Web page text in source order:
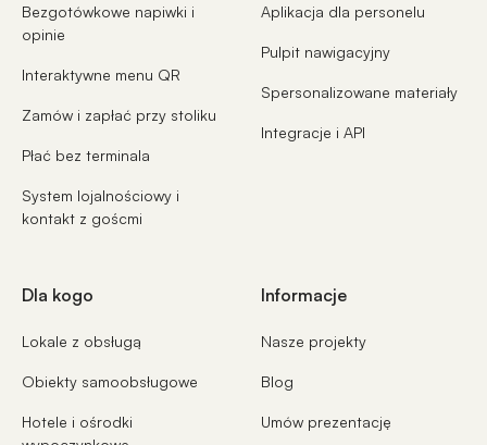
Bezgotówkowe napiwki i
opinie
Interaktywne menu QR
Zamów i zapłać przy stoliku
Płać bez terminala
System lojalnościowy i
kontakt z goścmi
Aplikacja dla personelu
Pulpit nawigacyjny
Spersonalizowane materiały
Integracje i API
Dla kogo
Lokale z obsługą
Obiekty samoobsługowe
Hotele i ośrodki
Informacje
Nasze projekty
Blog
Umów prezentację